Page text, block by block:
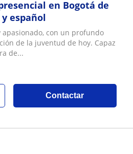
en Bogotá de
español
con un profundo
de la juventud de hoy. Capaz
de...
Contactar